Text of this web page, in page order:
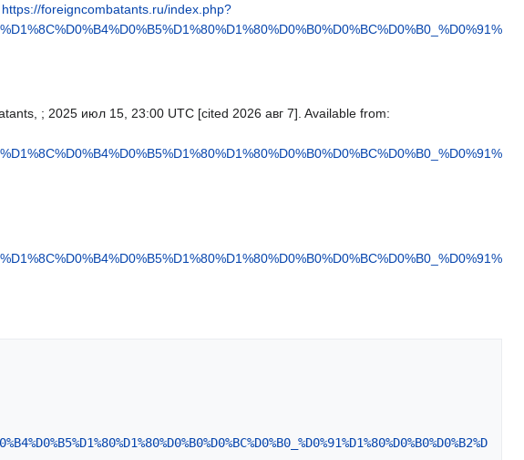
https://foreigncombatants.ru/index.php?
; 2025 июл 15, 23:00 UTC [cited 2026 авг 7]. Available from: